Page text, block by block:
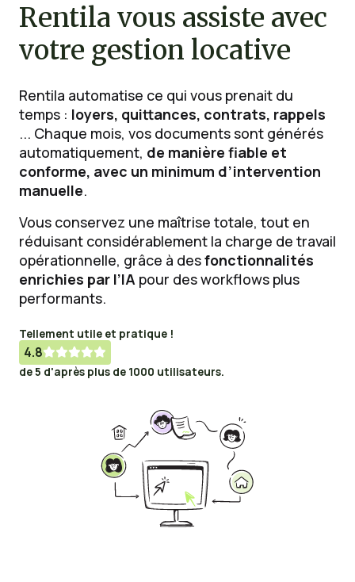
Rentila vous assiste avec
votre gestion locative
Rentila automatise ce qui vous prenait du
temps : loyers, quittances, contrats, rappels
... Chaque mois, vos documents sont générés
automatiquement, de manière fiable et
conforme, avec un minimum d’intervention
manuelle.
Vous conservez une maîtrise totale, tout en
réduisant considérablement la charge de travail
opérationnelle, grâce à desfonctionnalités
enrichies par l’IA pour des workflows plus
performants.
Tellement utile et pratique !
4.8
de 5 d'après plus de 1000 utilisateurs.